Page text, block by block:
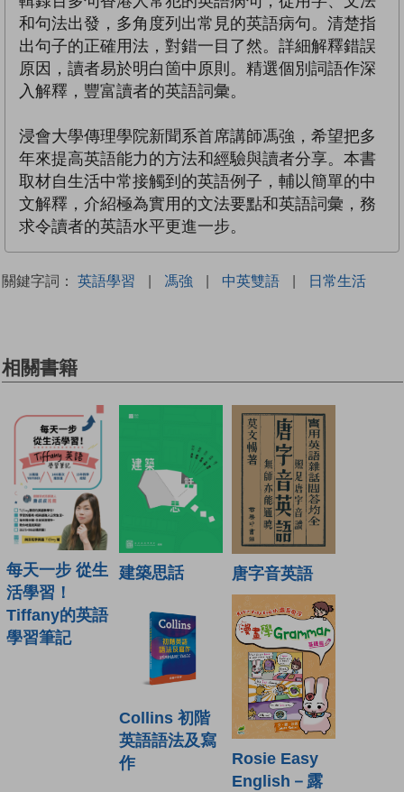
和句法出發，多角度列出常見的英語病句。清楚指
出句子的正確用法，對錯一目了然。詳細解釋錯誤
原因，讀者易於明白箇中原則。精選個別詞語作深
入解釋，豐富讀者的英語詞彙。
浸會大學傳理學院新聞系首席講師馮強，希望把多
年來提高英語能力的方法和經驗與讀者分享。本書
取材自生活中常接觸到的英語例子，輔以簡單的中
文解釋，介紹極為實用的文法要點和英語詞彙，務
求令讀者的英語水平更進一步。
關鍵字詞： 英語學習 | 馮強 | 中英雙語 | 日常生活
相關書籍
每天一步 從生
活學習！
Tiffany的英語
學習筆記
建築思話 唐字音英語
Collins 初階
英語語法及寫
作
Rosie Easy
English－露